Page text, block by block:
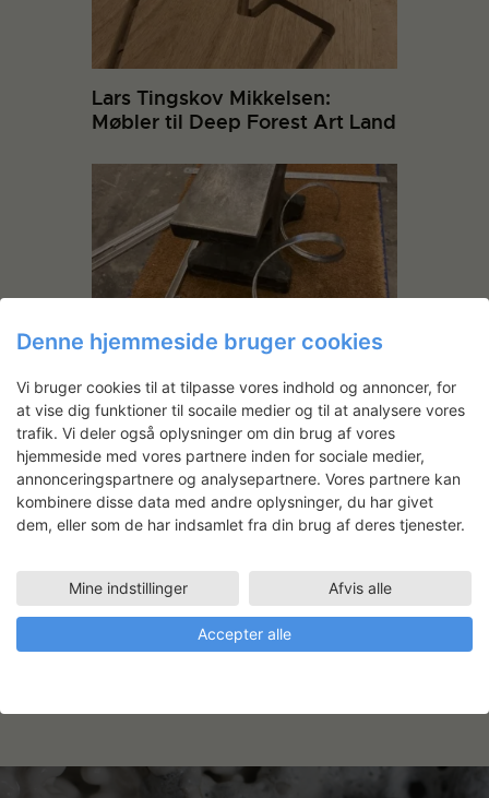
Lars Tingskov Mikkelsen:
Møbler til Deep Forest Art Land
Lina Hashim
Arbejdsområde
Faciliteter
ATELIER PLAN 5 (87 M2)
09.10.2023 - 08.12.2023
Denne hjemmeside bruger cookies
Vi bruger cookies til at tilpasse vores indhold og annoncer, for
at vise dig funktioner til socaile medier og til at analysere vores
trafik. Vi deler også oplysninger om din brug af vores
hjemmeside med vores partnere inden for sociale medier,
annonceringspartnere og analysepartnere. Vores partnere kan
kombinere disse data med andre oplysninger, du har givet
dem, eller som de har indsamlet fra din brug af deres tjenester.
Mine indstillinger Afvis alle
Accepter alle